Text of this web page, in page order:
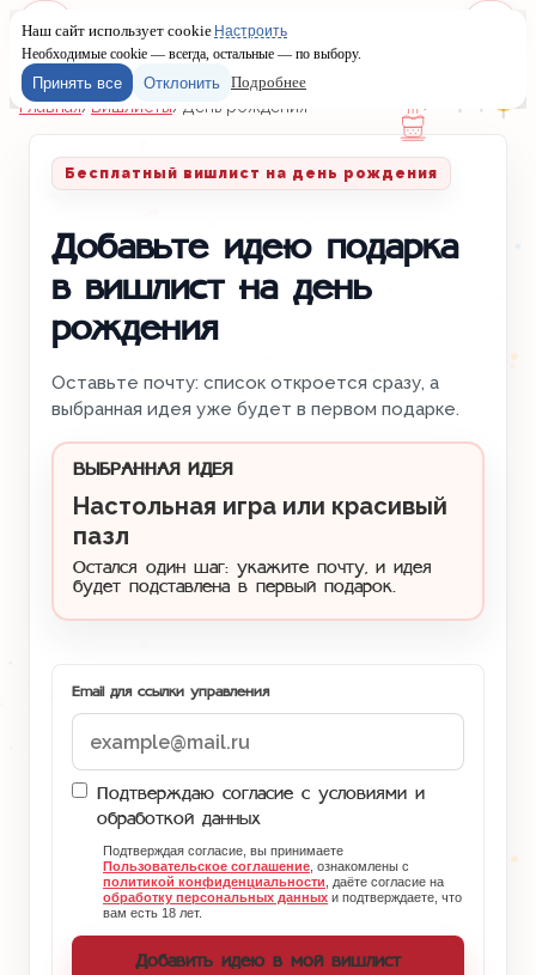
Меню
Главная/Вишлисты/ День рождения
Бесплатный вишлист на день рождения
Добавьте идею подарка
в вишлист на день
рождения
Оставьте почту: список откроется сразу, а
выбранная идея уже будет в первом подарке.
ВЫБРАННАЯ ИДЕЯ
Настольная игра или красивый
пазл
Остался один шаг: укажите почту, и идея
будет подставлена в первый подарок.
Email для ссылки управления
Подтверждаю согласие с условиями и
обработкой данных
Подтверждая согласие, вы принимаете
Пользовательское соглашение , ознакомлены с
политикой конфиденциальности , даёте согласие на
обработку персональных данных и подтверждаете, что
вам есть 18 лет.
Добавить идею в мой вишлист
Наш сайт использует cookie Настроить
Необходимые cookie — всегда, остальные — по выбору.
Принять все Отклонить Подробнее